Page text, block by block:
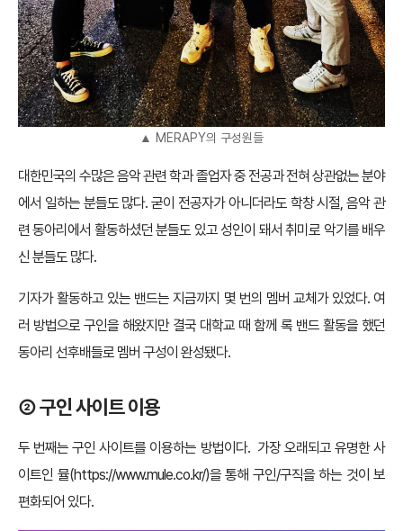
▲ MERAPY의 구성원들
대한민국의 수많은 음악 관련 학과 졸업자 중 전공과 전혀 상관없는 분야
에서 일하는 분들도 많다. 굳이 전공자가 아니더라도 학창 시절, 음악 관
련 동아리에서 활동하셨던 분들도 있고 성인이 돼서 취미로 악기를 배우
신 분들도 많다.
기자가 활동하고 있는 밴드는 지금까지 몇 번의 멤버 교체가 있었다. 여
러 방법으로 구인을 해왔지만 결국 대학교 때 함께 록 밴드 활동을 했던
동아리 선후배들로 멤버 구성이 완성됐다.
② 구인 사이트 이용
두 번째는 구인 사이트를 이용하는 방법이다. 가장 오래되고 유명한 사
이트인 뮬(https://www.mule.co.kr/)을 통해 구인/구직을 하는 것이 보
편화되어 있다.